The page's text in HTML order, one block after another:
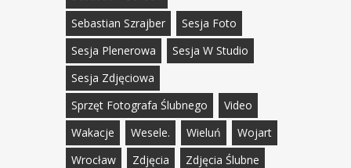
Sebastian Szrajber
Sesja Foto
Sesja Plenerowa
Sesja W Studio
Sesja Zdjęciowa
Sprzęt Fotografa Ślubnego
Video
Wakacje
Wesele. Wieluń
Wojart
Wrocław
Zdjęcia
Zdjęcia Ślubne